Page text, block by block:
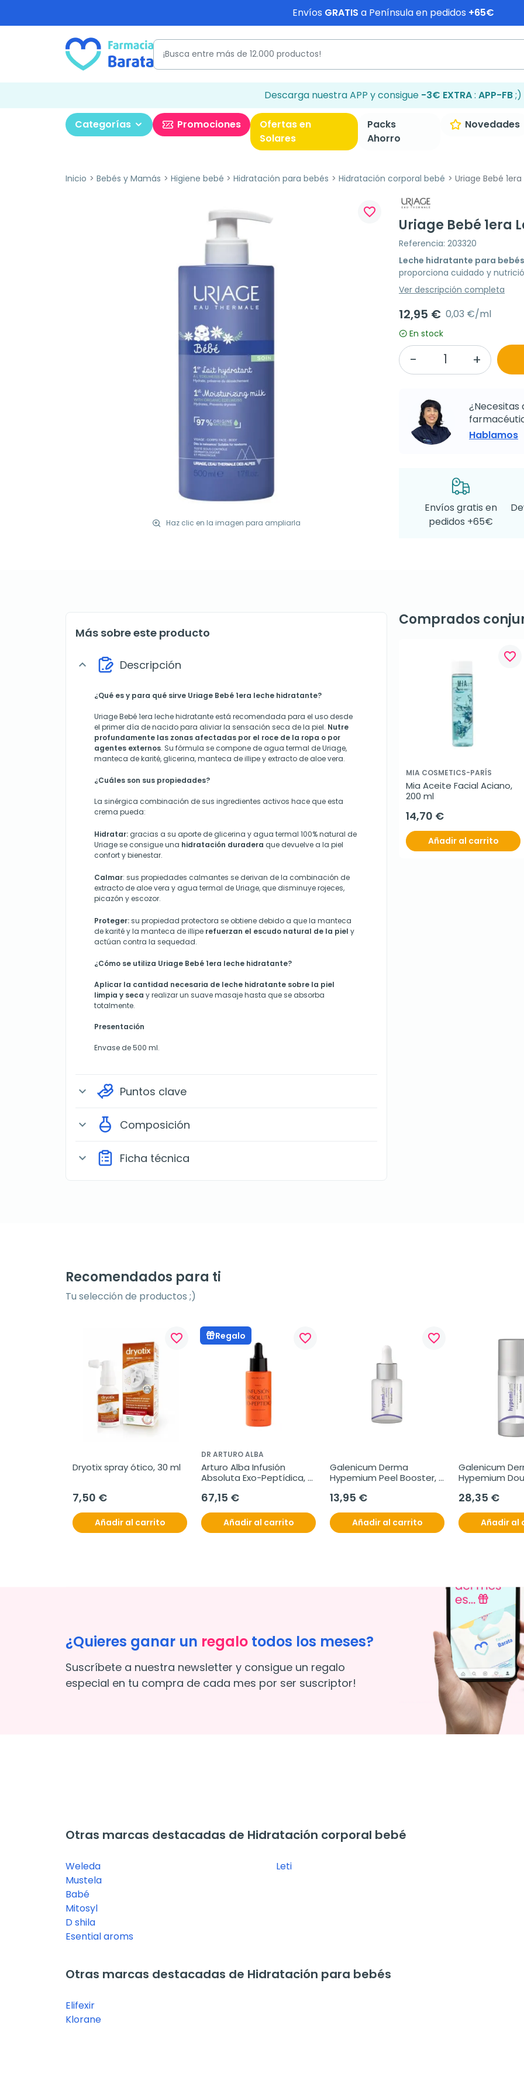
Envíos GRATIS a Península en pedidos +65€
Descarga nuestra APP y consigue -3€ EXTRA: APP-FB;)
Categorías Promociones
Ofertas en
Solares
Packs
Ahorro
Novedades
Inicio Bebés y Mamás Higiene bebé Hidratación para bebés Hidratación corporal bebé Uriage Bebé
Haz clic en la imagen para ampliarla
favorite_border
Uriage Bebé 1era
Referencia: 203320
Leche hidratante para
proporciona cuidado y
Ver descripción completa
12,95 € 0,03 €/ml
En stock
¿Necesitas
Hablamos
Envíos gratis en
pedidos +65€
Más sobre este producto
expand_more Descripción
¿Qué es y para qué sirve Uriage Bebé 1era leche hidratante?
Uriage Bebé 1era leche hidratante está recomendada para el uso desde
el primer día de nacido para aliviar la sensación seca de la piel. Nutre
profundamente las zonas afectadas por el roce de la ropa o por
agentes externos. Su fórmula se compone de agua termal de Uriage,
manteca de karité, glicerina, manteca de illipe y extracto de aloe vera.
¿Cuáles son sus propiedades?
La sinérgica combinación de sus ingredientes activos hace que esta
crema pueda:
Hidratar: gracias a su aporte de glicerina y agua termal 100% natural de
Uriage se consigue una hidratación duradera que devuelve a la piel
confort y bienestar.
Calmar: sus propiedades calmantes se derivan de la combinación de
extracto de aloe vera y agua termal de Uriage, que disminuye rojeces,
picazón y escozor.
Proteger:su propiedad protectora se obtiene debido a que la manteca
de karité y la manteca de illipe refuerzan el escudo natural de la piel y
actúan contra la sequedad.
¿Cómo se utiliza Uriage Bebé 1era leche hidratante?
Aplicar la cantidad necesaria de leche hidratante sobre la piel
limpia y seca y realizar un suave masaje hasta que se absorba
totalmente.
Presentación
Envase de 500 ml.
expand_more Puntos clave
expand_more Composición
expand_more Ficha técnica
Comprados
favorite_border
MIA COSMETICS-PARÍS
Mia Aceite Facial Aciano,
200 ml
14,70 €
Añadir al carrito
Recomendados para ti
Tu selección de productos ;)
favorite_border
Dryotix spray ótico, 30 ml
7,50 €
Añadir al carrito
Regalo favorite_border
DR ARTURO ALBA
Arturo Alba Infusión
Absoluta Exo-Peptídica,
67,15 €
Añadir al carrito
favorite_border
Galenicum Derma
Hypemium Peel Booster,
13,95 €
Añadir al carrito
Galenicum
Hypemium
28,35 €
Añadir al
¿Quieres ganar un regalo todos los meses?
Suscríbete a nuestra newsletter y consigue un regalo
especial en tu compra de cada mes por ser suscriptor!
Otras marcas destacadas de Hidratación corporal bebé
Weleda
Mustela
Babé
Mitosyl
D shila
Esential aroms
Leti
Otras marcas destacadas de Hidratación para bebés
Elifexir
Klorane